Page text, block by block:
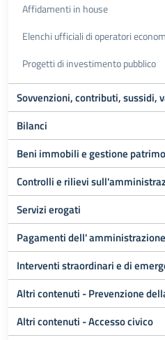
Affidamenti in house
Elenchi ufficiali di operatori
Progetti di investimento pubblico
Sovvenzioni, contributi, sussidi,
Bilanci
Beni immobili e gestione
Controlli e rilievi
Servizi erogati
Pagamenti dell' amministrazione
Interventi straordinari e di
Altri contenuti - Prevenzione
Altri contenuti - Accesso civico